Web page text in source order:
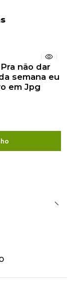
não dar
semana eu
em Jpg